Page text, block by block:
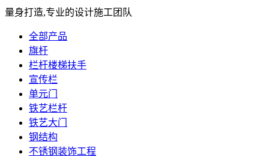
量身打造,专业的设计施工团队
全部产品
旗杆
栏杆楼梯扶手
宣传栏
单元门
铁艺栏杆
铁艺大门
钢结构
不锈钢装饰工程